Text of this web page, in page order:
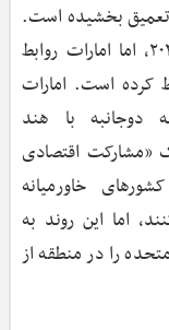
تعمیق بخشیده است.
با وجود حمله مسکو به اوکراین در سال ۲۰۲۲، اما امارات روابط
کرده است. امارات
دوجانبه با هند
و در سال ۲۰۲۲ وارد یک «مشارکت اقتصادی
خاورمیانه
اما این روند به
را در منطقه از